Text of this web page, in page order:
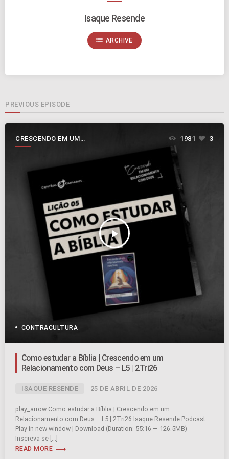
Isaque Resende
list ARCHIVE
PREVIOUS EPISODE
CRESCENDO EM UM
RELACIONAMENTO COM DEUS
play_arrow
1981 3
CONTRACULTURA
Como estudar a Bíblia | Crescendo em um
Relacionamento com Deus – L5 | 2Tri26
ISAQUE RESENDE 25 DE ABRIL DE 2026
play_arrow Como estudar a Bíblia | Crescendo em um
Relacionamento com Deus – L5 | 2Tri26 Isaque Resende Podcast:
Play in new window | Download (Duration: 55:16 — 126.5MB)
Inscreva-se […]
READ MORE trending_flat